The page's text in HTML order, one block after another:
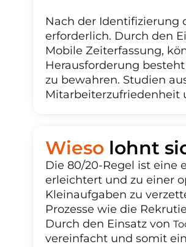
Nach der Identifizierung
erforderlich. Durch den
Mobile Zeiterfassung,
Herausforderung
zu bewahren. Studien
Mitarbeiterzufriedenheit
Wieso lohnt
Die 80/20-Regel ist eine
erleichtert und zu einer
Kleinaufgaben zu
Prozesse wie die
Durch den Einsatz von
vereinfacht und somit